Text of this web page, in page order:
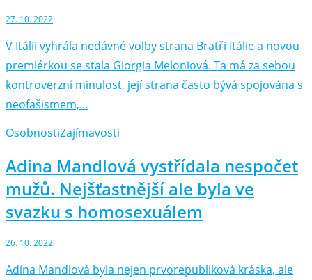
27. 10. 2022
V Itálii vyhrála nedávné volby strana Bratři Itálie a novou
premiérkou se stala Giorgia Meloniová. Ta má za sebou
kontroverzní minulost, její strana často bývá spojována s
neofašismem,…
OsobnostiZajímavosti
Adina Mandlová vystřídala nespočet
mužů. Nejšťastnější ale byla ve
svazku s homosexuálem
26. 10. 2022
Adina Mandlová byla nejen prvorepubliková kráska, ale